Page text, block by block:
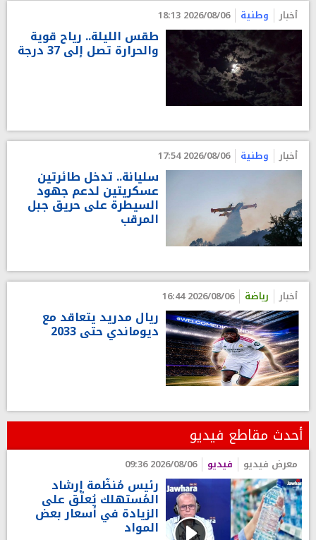
أخبار وطنية 2026/08/06 18:13
طقس الليلة.. رياح قوية
والحرارة تصل إلى 37 درجة
أخبار وطنية 2026/08/06 17:54
سليانة.. تدخل طائرتين
عسكريتين لدعم جهود
السيطرة على حريق جبل
المرقب
أخبار رياضة 2026/08/06 16:44
ريال مدريد يتعاقد مع
ديوماندي حتى 2033
أحدث مقاطع فيديو
معرض فيديو فيديو 2026/08/06 09:36
رئيس مُنظّمة إرشاد
المُستهلك يُعلّق على
الزيادة في أسعار بعض
المواد